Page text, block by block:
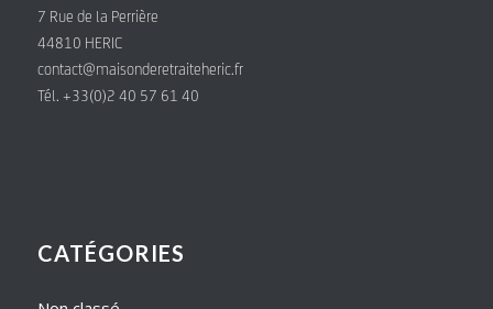
7 Rue de la Perrière
44810 HERIC
contact@maisonderetraiteheric.fr
Tél. +33(0)2 40 57 61 40
CATÉGORIES